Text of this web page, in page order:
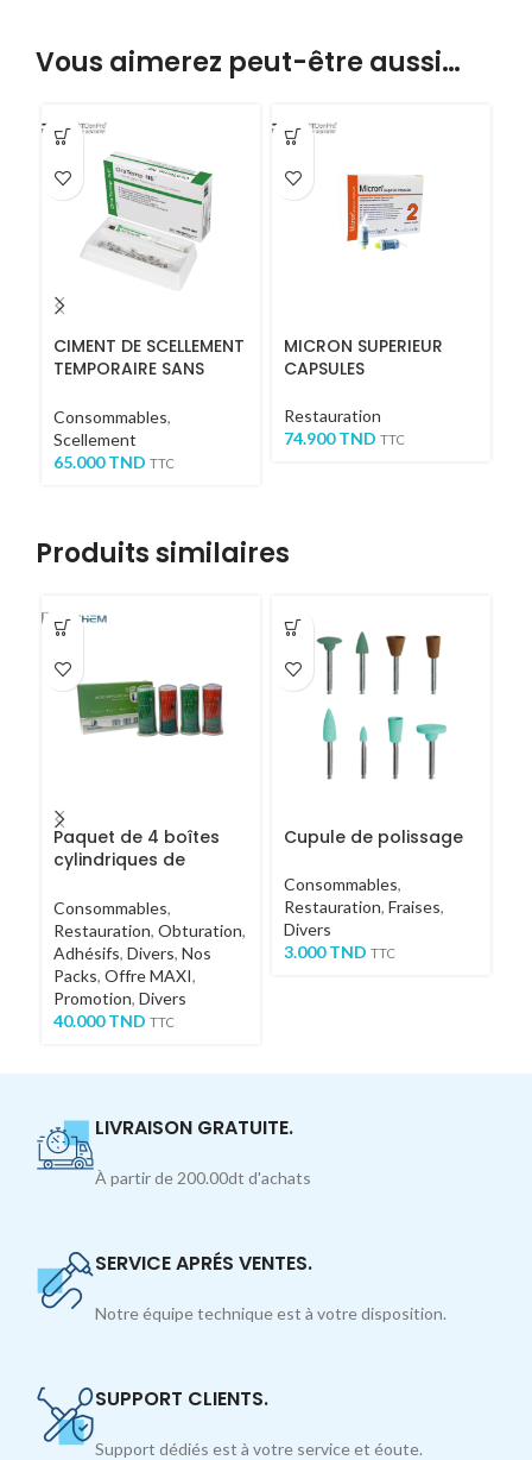
Vous aimerez peut-être aussi…
CIMENT DE SCELLEMENT
TEMPORAIRE SANS
Consommables,
Scellement
65.000TND TTC
MICRON SUPERIEUR
CAPSULES
Restauration
74.900TND TTC
Produits similaires
Paquet de 4 boîtes
cylindriques de
DOCHEM
Consommables,
Restauration, Obturation,
Adhésifs, Divers, Nos
Packs, Offre MAXI,
Promotion, Divers
40.000TND TTC
Cupule de polissage
Consommables,
Restauration, Fraises,
Divers
3.000TND TTC
LIVRAISON GRATUITE.
À partir de 200.00dt d'achats
SERVICE APRÉS VENTES.
Notre équipe technique est à votre disposition.
SUPPORT CLIENTS.
Support dédiés est à votre service et éoute.